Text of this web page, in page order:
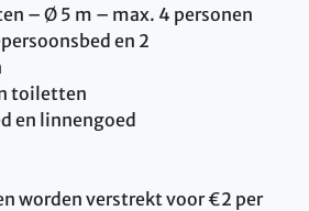
– Ø 5 m – max. 4 personen
en 2
toiletten
en linnengoed
worden verstrekt voor €2 per